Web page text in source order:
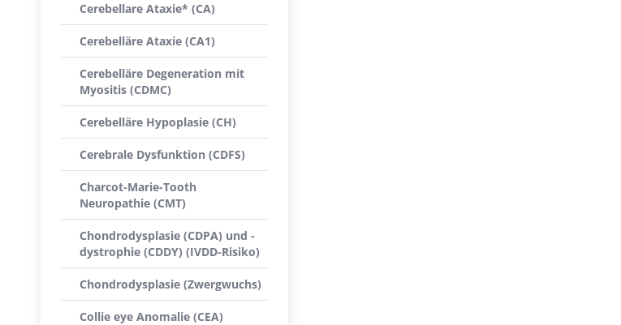
Cerebellare Ataxie* (CA)
Cerebelläre Ataxie (CA1)
Cerebelläre Degeneration mit
Myositis (CDMC)
Cerebelläre Hypoplasie (CH)
Cerebrale Dysfunktion (CDFS)
Charcot-Marie-Tooth
Neuropathie (CMT)
Chondrodysplasie (CDPA) und -
dystrophie (CDDY) (IVDD-Risiko)
Chondrodysplasie (Zwergwuchs)
Collie eye Anomalie (CEA)